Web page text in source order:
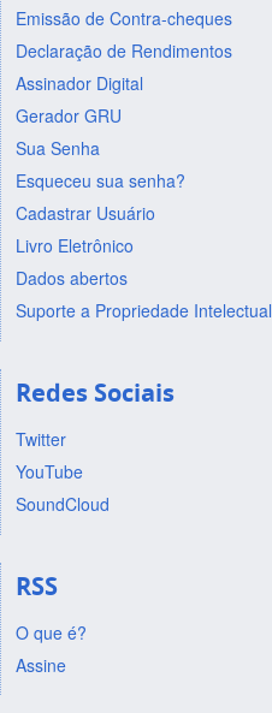
Emissão de Contra-cheques
Declaração de Rendimentos
Assinador Digital
Gerador GRU
Sua Senha
Esqueceu sua senha?
Cadastrar Usuário
Livro Eletrônico
Dados abertos
Suporte a Propriedade Intelectual
Redes Sociais
Twitter
YouTube
SoundCloud
RSS
O que é?
Assine